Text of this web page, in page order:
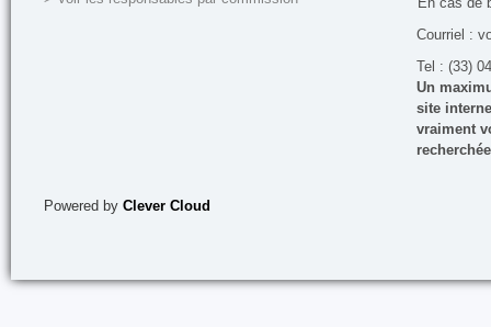
Courriel :
Tel : (33)
Un
site
vraiment
Powered by Clever Cloud